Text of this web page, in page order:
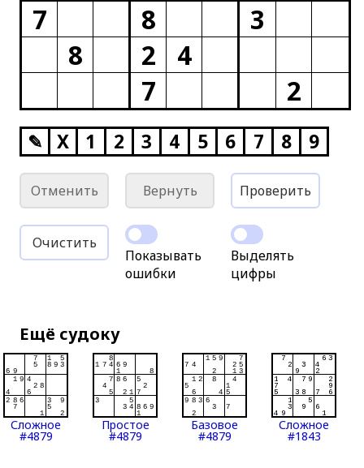
7
8
3
8
2
4
7
2
✎ X 1 2 3 4 5 6 7 8 9
Отменить Вернуть Проверить
Очистить
Показывать
ошибки
Выделять
цифры
Ещё судоку
Сложное
#4879
Простое
#4879
Базовое
#4879
Сложное
#1843